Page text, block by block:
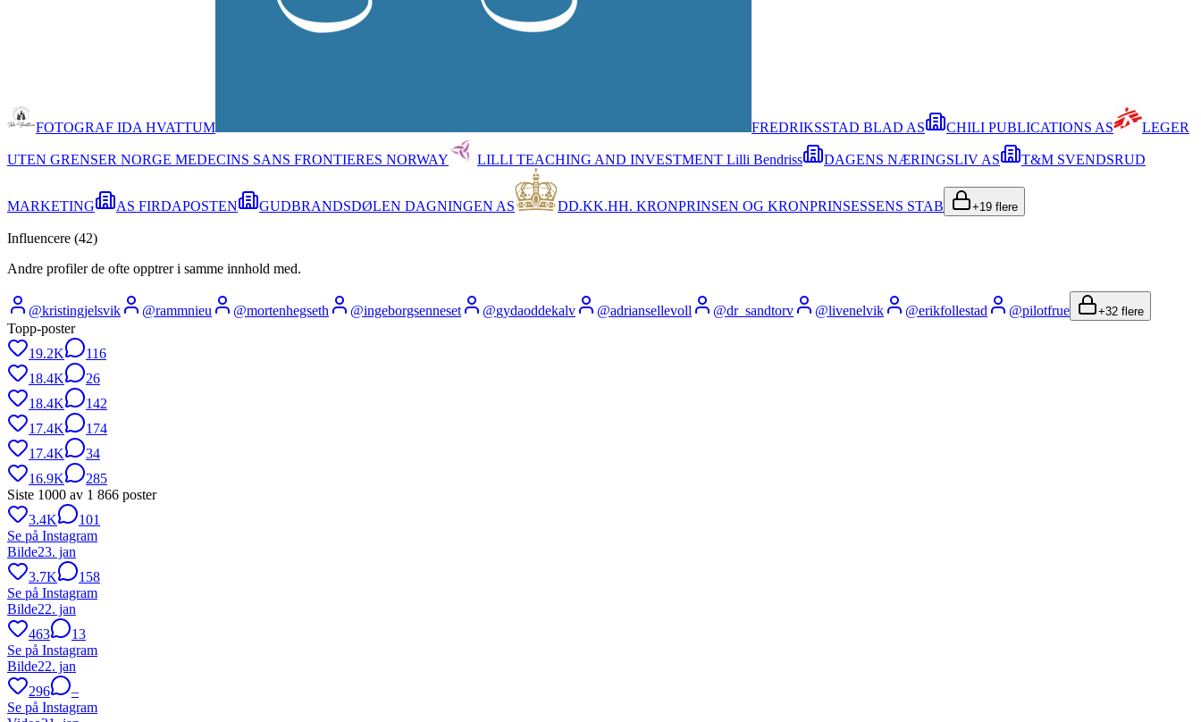
FOTOGRAF IDA HVATTUM FREDRIKSSTAD BLAD AS CHILI PUBLICATIONS AS LEGER
UTEN GRENSER NORGE MEDECINS SANS FRONTIERES NORWAY LILLI TEACHING AND INVESTMENT Lilli Bendriss DAGENS NÆRINGSLIV AS T&M SVENDSRUD
MARKETING AS FIRDAPOSTEN GUDBRANDSDØLEN DAGNINGEN AS DD.KK.HH. KRONPRINSEN OG KRONPRINSESSENS STAB +19 flere
Influencere (42)
Andre profiler de ofte opptrer i samme innhold med.
@kristingjelsvik @rammnieu @mortenhegseth @ingeborgsenneset @gydaoddekalv @adriansellevoll @dr_sandtorv @livenelvik @erikfollestad @pilotfrue +32 flere
Topp-poster
19.2K
116
18.4K
26
18.4K
142
17.4K
174
17.4K
34
16.9K
285
Siste 1000 av 1 866 poster
3.4K
101
Se på Instagram
Bilde23. jan
3.7K
158
Se på Instagram
Bilde22. jan
463
13
Se på Instagram
Bilde22. jan
296
–
Se på Instagram